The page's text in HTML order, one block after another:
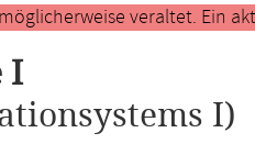
veraltet. Ein
I
I)